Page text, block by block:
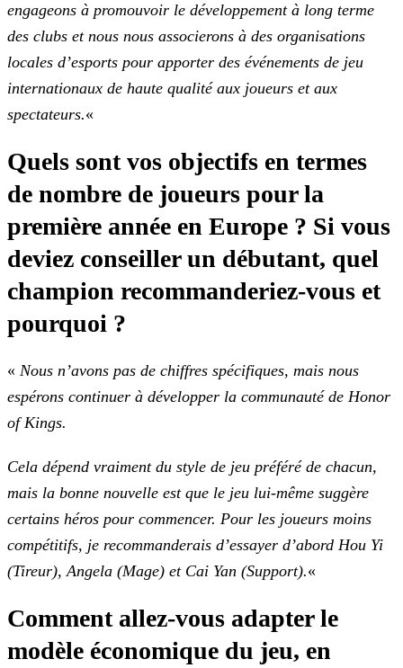
engageons à promouvoir le développement à long terme
des clubs et nous nous associerons à des organisations
locales d’esports pour apporter des événements de jeu
internationaux de haute qualité aux joueurs et aux
spectateurs.«
Quels sont vos objectifs en termes
de nombre de joueurs pour la
première année en Europe ? Si vous
deviez conseiller un débutant, quel
champion recommanderiez-vous et
pourquoi ?
« Nous n’avons pas de chiffres spécifiques, mais nous
espérons continuer à développer la communauté de Honor
of Kings.
Cela dépend vraiment du style de jeu préféré de chacun,
mais la bonne nouvelle est que le jeu lui-même suggère
certains héros pour commencer. Pour les joueurs moins
compétitifs, je recommanderais d’essayer d’abord Hou Yi
(Tireur), Angela (Mage) et Cai Yan (Support).«
Comment allez-vous adapter le
modèle économique du jeu, en